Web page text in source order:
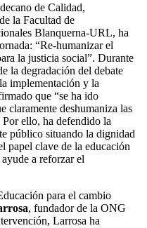
de Calidad,
la Facultad de
Blanquerna-URL, ha
“Re-humanizar el
la justicia social”. Durante
la degradación del debate
implementación y la
que “se ha ido
claramente deshumaniza las
Por ello, ha defendido la
público situando la dignidad
papel clave de la educación
a reforzar el
para el cambio
, fundador de la ONG
Larrosa ha